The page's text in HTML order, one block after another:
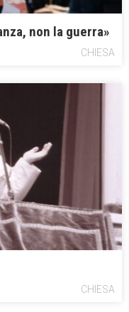
non la guerra»
CHIESA
CHIESA